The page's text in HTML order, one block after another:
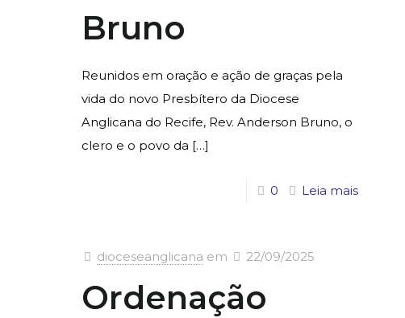
Bruno
Reunidos em oração e ação de graças pela
vida do novo Presbítero da Diocese
Anglicana do Recife, Rev. Anderson Bruno, o
clero e o povo da […]
0 Leia mais
dioceseanglicana em 22/09/2025
Ordenação